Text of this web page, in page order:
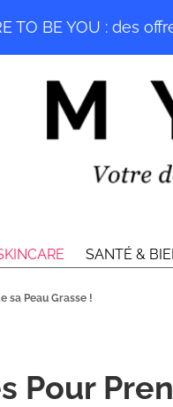
SANTÉ &
sa Peau Grasse !
Pour
TO BE YOU : des